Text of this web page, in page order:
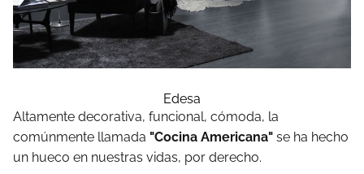
Edesa
Altamente decorativa, funcional, cómoda, la
comúnmente llamada "Cocina Americana" se ha hecho
un hueco en nuestras vidas, por derecho.